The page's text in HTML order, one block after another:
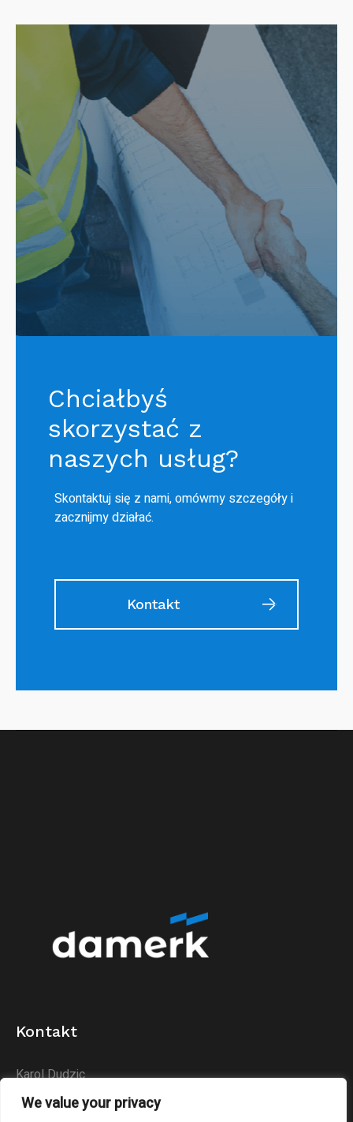
We value your privacy
Chciałbyś
skorzystać z
naszych usług?
Skontaktuj się z nami, omówmy szczegóły i
zacznijmy działać.
Kontakt
Kontakt
Karol Dudzic
Huta Podłysica 24B
26-004 Bieliny